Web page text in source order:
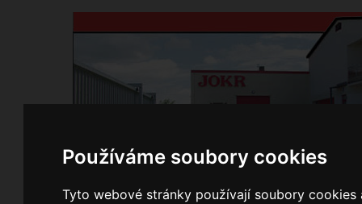
Používáme soubory cookies
Tyto webové stránky používají soubory
Domů Kontakty Přihlášení Ke